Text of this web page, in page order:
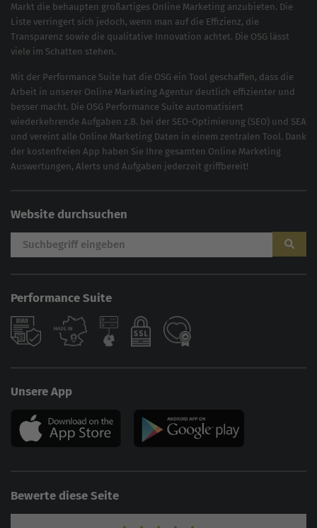
Markt die behaupten großartiges Online Marketing anzubieten. Die
Liste verringert sich jedoch, wenn man auf die Effizienz, die
Transparenz sowie die qualitative Innovation achtet. Die OSG lässt
viele im Schatten stehen.
Mit der Performance Suite hat die OSG ein Tool geschaffen, dass die
Arbeit in unserer Online Marketing Agentur deutlich effizienter und
besser macht. Die OSG Performance Suite automatisiert
wiederkehrende Aufgaben z.B. bei der SEO-Optimierung (SEO) und SEA
und vereint alle Online Marketing Daten in einem zentralen Tool. Dank
der kostenfreien App haben Sie Ihre gesamten Online Marketing
Auswertungen, Alerts und Aufgaben jederzeit griffbereit!
Website durchsuchen
Performance Suite
Unsere App
Bewerte diese Seite